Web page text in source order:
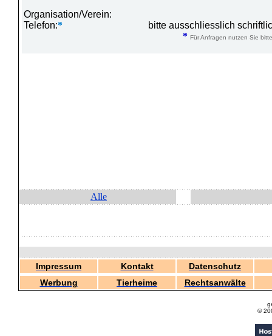
Organisation/Verein:
Telefon:*
bitte ausschliesslich
* Für Anfragen nutzen Sie
Alle
Impressum Kontakt
Datenschutz
Werbung
Tierheime Rechtsanwälte
©